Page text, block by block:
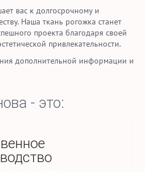
вас к долгосрочному и
Наша ткань рогожка станет
проекта благодаря своей
привлекательности.
дополнительной информации и
- это: